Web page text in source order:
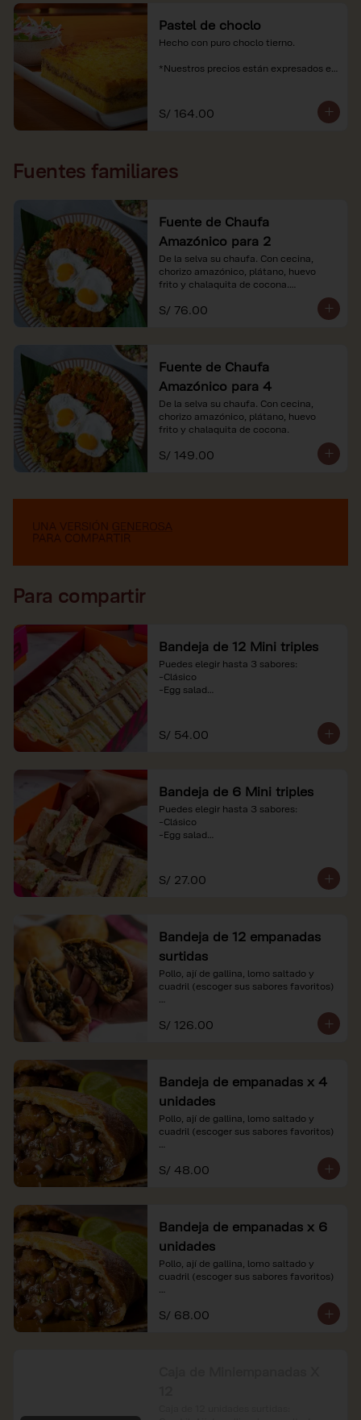
Pastel de choclo
Hecho con puro choclo tierno.
*Nuestros precios están expresados en
S/ 164.00
Fuentes familiares
Fuente de Chaufa
Amazónico para 2
De la selva su chaufa. Con cecina,
chorizo amazónico, plátano, huevo
frito y chalaquita de cocona.
*Imágenes referenciales.
*Nuestros precios están expresados en
S/ 76.00
Fuente de Chaufa
Amazónico para 4
De la selva su chaufa. Con cecina,
chorizo amazónico, plátano, huevo
frito y chalaquita de cocona.
S/ 149.00
Para compartir
Bandeja de 12 Mini triples
Puedes elegir hasta 3 sabores:
-Clásico
-Egg salad
referenciales.
S/ 54.00
Bandeja de 6 Mini triples
Puedes elegir hasta 3 sabores:
-Clásico
-Egg salad
referenciales.
S/ 27.00
Bandeja de 12 empanadas
surtidas
Pollo, ají de gallina, lomo saltado y
cuadril (escoger sus sabores favoritos)
*Nuestros precios están expresados en
soles e incluyen impuestos de ley y
S/ 126.00
Bandeja de empanadas x 4
unidades
Pollo, ají de gallina, lomo saltado y
cuadril (escoger sus sabores favoritos)
*Nuestros precios están expresados en
soles e incluyen impuestos de ley y
S/ 48.00
Bandeja de empanadas x 6
unidades
Pollo, ají de gallina, lomo saltado y
cuadril (escoger sus sabores favoritos)
*Nuestros precios están expresados en
soles e incluyen impuestos de ley y
S/ 68.00